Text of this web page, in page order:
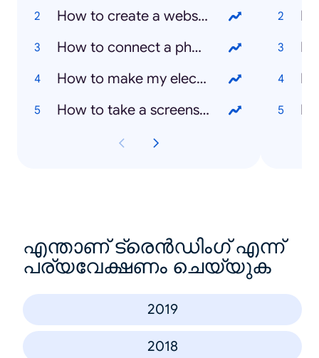
How to create a website
How to connect a phone to TV
How to make my electric plate cooker work
How to take a screenshot on a laptop
എന്താണ് ട്രെൻഡിംഗ് എന്ന്
പര്യവേക്ഷണം ചെയ്യുക
2019
2018